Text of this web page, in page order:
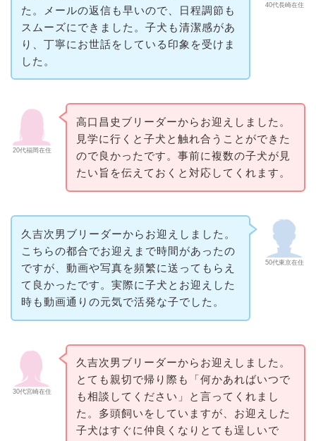
40代長崎在住
た。メールの返信も早いので、日程調節も
スムーズにできました。子犬も清潔感があ
り、丁寧にお世話をしている印象を受けま
した。
20代福岡在住
高口昌史ブリーダーからお迎えしました。
見学に行くと子犬と触れ合うことができた
ので良かったです。事前に複数の子犬が見
たい旨を伝えておくと対応してくれます。
50代東京在住
久吉次男ブリーダーからお迎えしました。
こちらの都合でお迎えまで時間があったの
ですが、動画や写真を頻繁に送ってもらえ
て良かったです。実際に子犬とお迎えした
時も動画通りの元気で活発な子でした。
30代宮崎在住
久吉次男ブリーダーからお迎えしました。
とても親切で帰り際も「何かあればいつで
も相談してください」と言ってくれまし
た。多頭飼いをしていますが、お迎えした
子犬はすぐに仲良くなりとても逞しいで